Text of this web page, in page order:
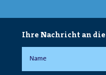
Ihre Nachricht an